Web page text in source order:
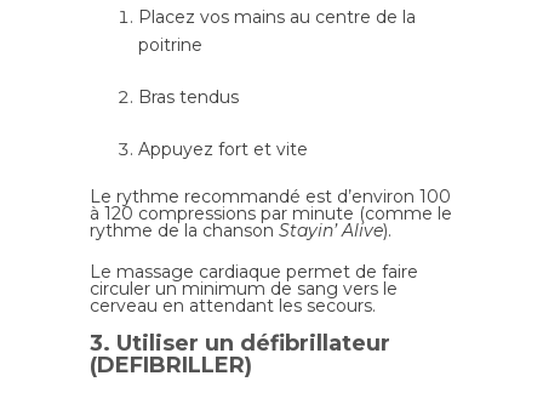
Placez vos mains au centre de la
poitrine
Bras tendus
Appuyez fort et vite
Le rythme recommandé est d’environ 100
à 120 compressions par minute (comme le
rythme de la chanson Stayin’ Alive).
Le massage cardiaque permet de faire
circuler un minimum de sang vers le
cerveau en attendant les secours.
3. Utiliser un défibrillateur
(DEFIBRILLER)